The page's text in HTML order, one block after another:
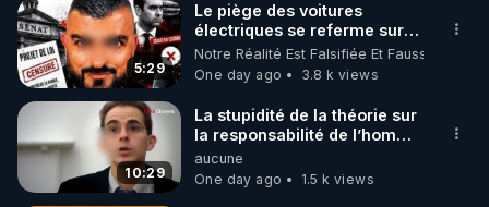
Méditez avec l'incroyable application de
régénération, Envol.app
https://www.envol.app/code
________________
▶ Telegram : https://t.me/rgnr_fr
▶ Facebook :
5:29
Le piège des voitures
électriques se referme sur
les usagers !
Notre Réalité Est Falsifiée Et Fausse
One day ago
3.8 k views
10:29
La stupidité de la théorie sur
la responsabilité de l’homme
concernant le dioxyde de
carbone.
aucune
One day ago
1.5 k views